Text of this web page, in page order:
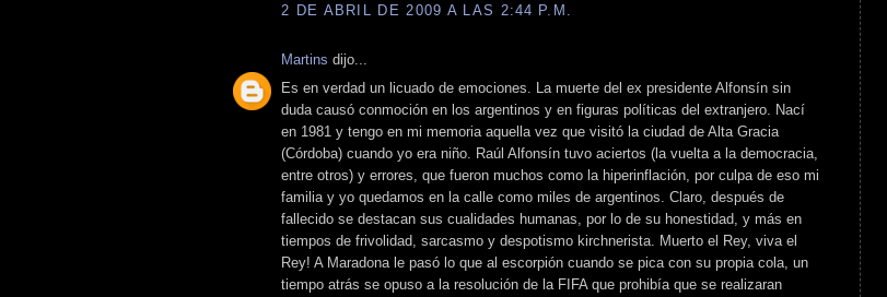
2 DE ABRIL DE 2009 A LAS 2:44 P.M.
Martins dijo...
Es en verdad un licuado de emociones. La muerte del ex presidente Alfonsín sin
duda causó conmoción en los argentinos y en figuras políticas del extranjero. Nací
en 1981 y tengo en mi memoria aquella vez que visitó la ciudad de Alta Gracia
(Córdoba) cuando yo era niño. Raúl Alfonsín tuvo aciertos (la vuelta a la democracia,
entre otros) y errores, que fueron muchos como la hiperinflación, por culpa de eso mi
familia y yo quedamos en la calle como miles de argentinos. Claro, después de
fallecido se destacan sus cualidades humanas, por lo de su honestidad, y más en
tiempos de frivolidad, sarcasmo y despotismo kirchnerista. Muerto el Rey, viva el
Rey! A Maradona le pasó lo que al escorpión cuando se pica con su propia cola, un
tiempo atrás se opuso a la resolución de la FIFA que prohibía que se realizaran